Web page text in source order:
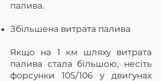
палива.
Збільшена витрата палива
Якщо на 1 км шляху витрата
палива стала більшою, несіть
форсунки 105/106 у двигунах